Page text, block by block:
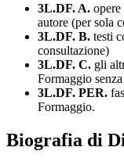
3L.DF. A.
autore (per sola
3L.DF. B. testi
consultazione)
3L.DF. C. gli
Formaggio
3L.DF. PER.
Formaggio.
Biografia di